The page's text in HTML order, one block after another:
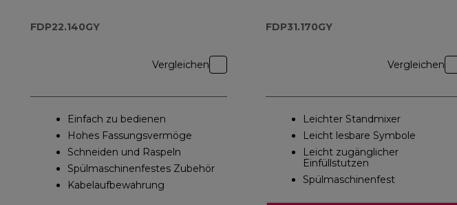
FDP22.140GY
Vergleichen
Einfach zu bedienen
Hohes Fassungsvermöge
Schneiden und Raspeln
Spülmaschinenfestes Zubehör
Kabelaufbewahrung
Küchenmaschine
und Standmixer
FDP31.170GY
Vergleichen
Leichter Standmixer
Leicht lesbare Symbole
Leicht zugänglicher
Einfüllstutzen
Spülmaschinenfest